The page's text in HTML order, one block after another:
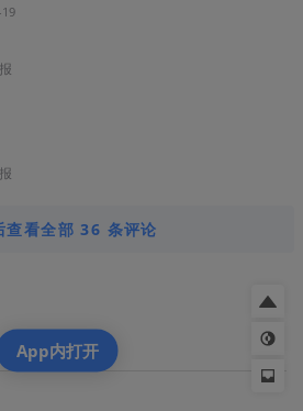
查看全部 36 条评论
App内打开